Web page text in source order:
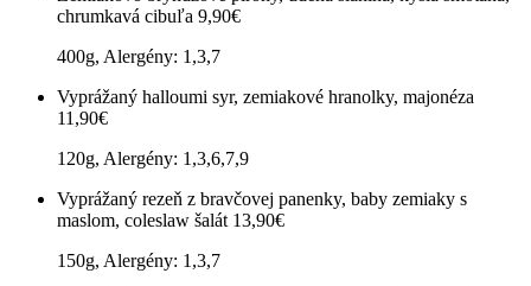
chrumkavá cibuľa 9,90€
400g, Alergény: 1,3,7
Vyprážaný halloumi syr, zemiakové hranolky, majonéza
11,90€
120g, Alergény: 1,3,6,7,9
Vyprážaný rezeň z bravčovej panenky, baby zemiaky s
maslom, coleslaw šalát 13,90€
150g, Alergény: 1,3,7